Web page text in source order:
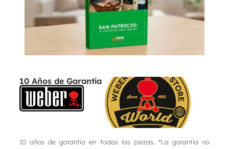
10 Años de Garantía
10 años de garantía en todas las piezas. *La garantía no